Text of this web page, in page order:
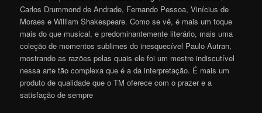
Carlos Drummond de Andrade, Fernando Pessoa, Vinícius de
Moraes e William Shakespeare. Como se vê, é mais um toque
mais do que musical, e predominantemente literário, mais uma
coleção de momentos sublimes do inesquecível Paulo Autran,
mostrando as razões pelas quais ele foi um mestre indiscutível
nessa arte tão complexa que é a da interpretação. É mais um
produto de qualidade que o TM oferece com o prazer e a
satisfação de sempre